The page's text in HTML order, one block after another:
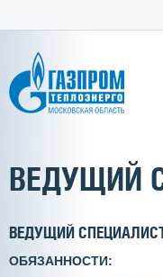
ВЕДУЩИЙ
ВЕДУЩИЙ
ОБЯЗАННОСТИ: